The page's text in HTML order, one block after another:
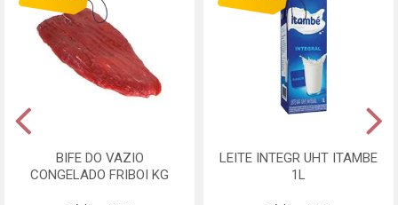
BIFE DO VAZIO
CONGELADO FRIBOI KG
LEITE INTEGR UHT ITAMBE
1L